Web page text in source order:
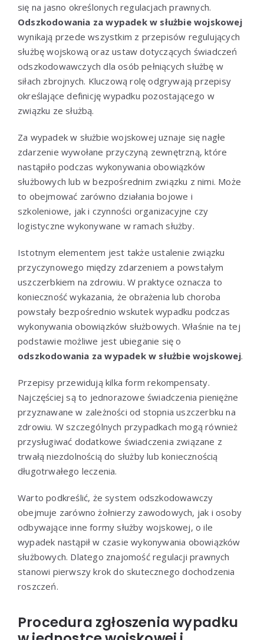
się na jasno określonych regulacjach prawnych.
Odszkodowania za wypadek w służbie wojskowej
wynikają przede wszystkim z przepisów regulujących
służbę wojskową oraz ustaw dotyczących świadczeń
odszkodowawczych dla osób pełniących służbę w
siłach zbrojnych. Kluczową rolę odgrywają przepisy
określające definicję wypadku pozostającego w
związku ze służbą.
Za wypadek w służbie wojskowej uznaje się nagłe
zdarzenie wywołane przyczyną zewnętrzną, które
nastąpiło podczas wykonywania obowiązków
służbowych lub w bezpośrednim związku z nimi. Może
to obejmować zarówno działania bojowe i
szkoleniowe, jak i czynności organizacyjne czy
logistyczne wykonywane w ramach służby.
Istotnym elementem jest także ustalenie związku
przyczynowego między zdarzeniem a powstałym
uszczerbkiem na zdrowiu. W praktyce oznacza to
konieczność wykazania, że obrażenia lub choroba
powstały bezpośrednio wskutek wypadku podczas
wykonywania obowiązków służbowych. Właśnie na tej
podstawie możliwe jest ubieganie się o
odszkodowania za wypadek w służbie wojskowej.
Przepisy przewidują kilka form rekompensaty.
Najczęściej są to jednorazowe świadczenia pieniężne
przyznawane w zależności od stopnia uszczerbku na
zdrowiu. W szczególnych przypadkach mogą również
przysługiwać dodatkowe świadczenia związane z
trwałą niezdolnością do służby lub koniecznością
długotrwałego leczenia.
Warto podkreślić, że system odszkodowawczy
obejmuje zarówno żołnierzy zawodowych, jak i osoby
odbywające inne formy służby wojskowej, o ile
wypadek nastąpił w czasie wykonywania obowiązków
służbowych. Dlatego znajomość regulacji prawnych
stanowi pierwszy krok do skutecznego dochodzenia
roszczeń.
Procedura zgłoszenia wypadku